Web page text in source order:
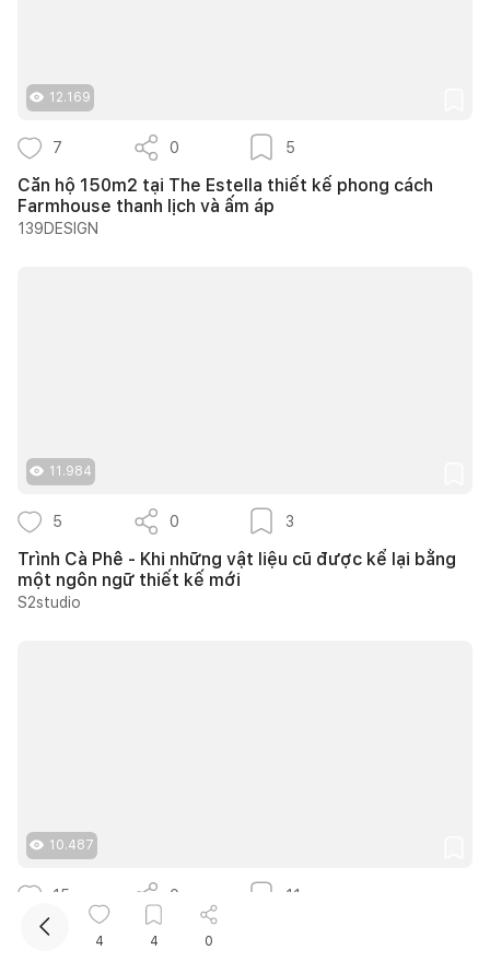
12.169
7 0 5
Căn hộ 150m2 tại The Estella thiết kế phong cách
Farmhouse thanh lịch và ấm áp
139DESIGN
11.984
5 0 3
Trình Cà Phê - Khi những vật liệu cũ được kể lại bằng
một ngôn ngữ thiết kế mới
S2studio
10.487
15 0 11
20 ý tưởng thiết kế cửa sổ giếng trời giúp phòng ngủ
4 4 0